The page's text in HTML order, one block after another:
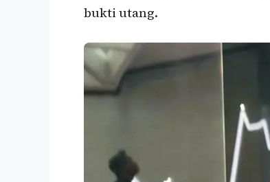
bukti utang.